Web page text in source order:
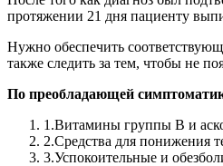
протяжении 21 дня пациенту
Нужно обеспечить
также следить за тем, чтобы не
По преобладающей
1.Витамины группы В и
2.Средства для понижения
3.Успокоительные и